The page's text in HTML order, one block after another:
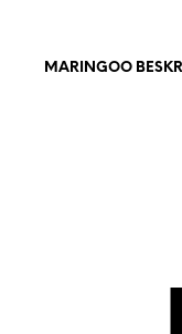
MARINGOO